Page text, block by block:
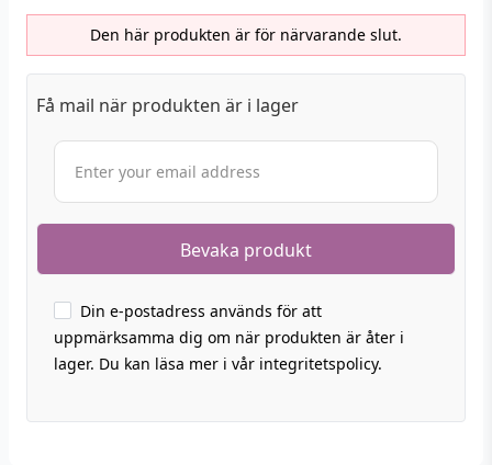
Den här produkten är för närvarande slut.
Få mail när produkten är i lager
Din e-postadress används för att
uppmärksamma dig om när produkten är åter i
lager. Du kan läsa mer i vår integritetspolicy.